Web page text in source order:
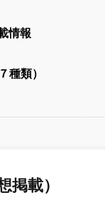
情報
種類）
掲載）